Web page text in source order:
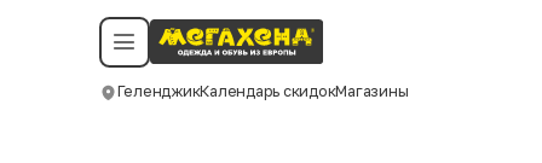
ГеленджикКалендарь скидокМагазины
Политика конфиденциальности
©️ Мегахенд 2026. Все права защищены.
Смотреть все даты